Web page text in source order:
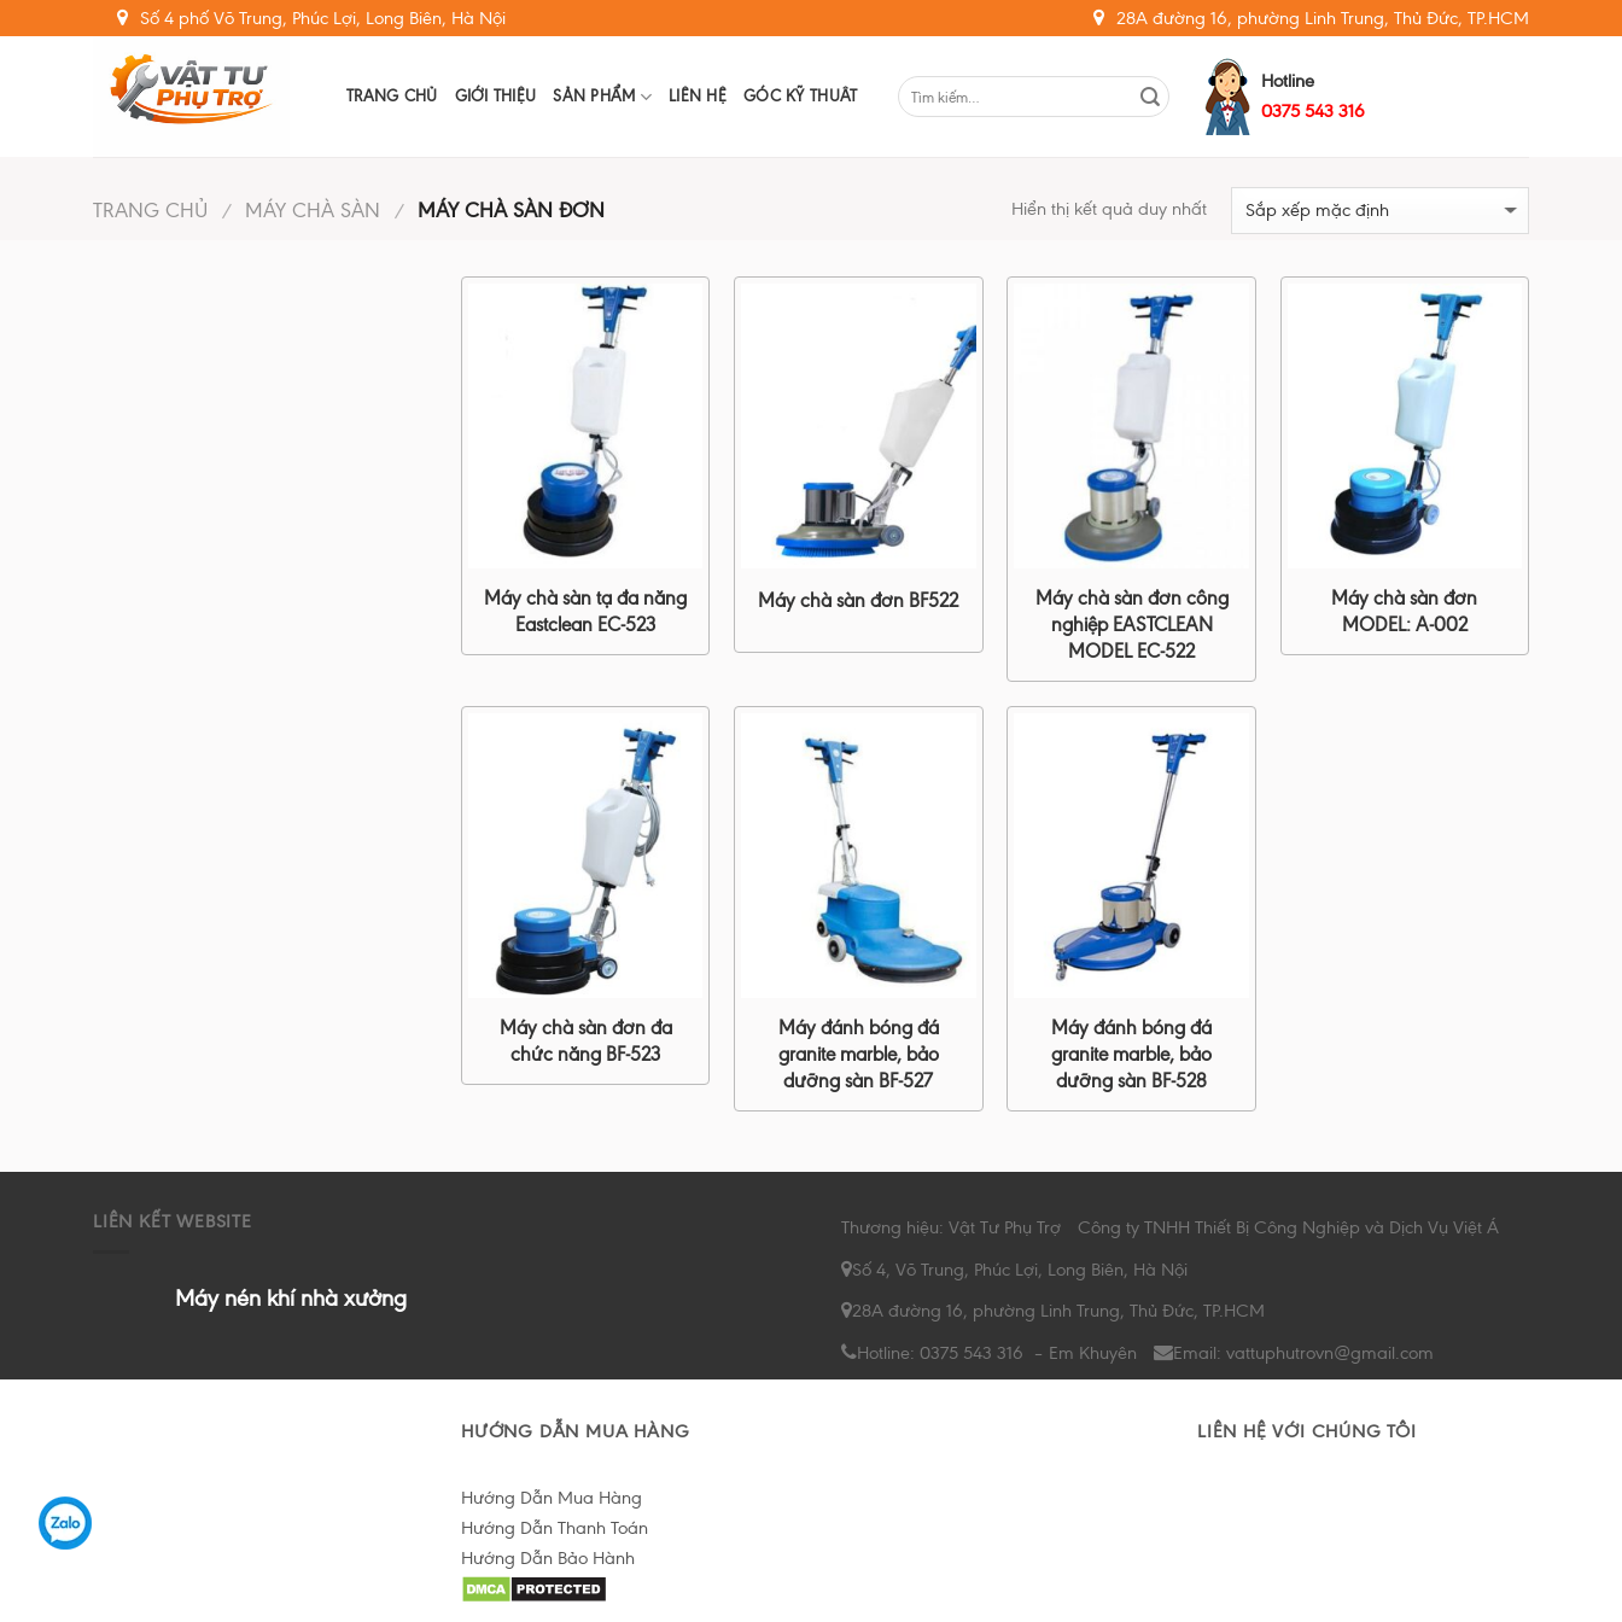
to
Số 4 phố Võ Trung, Phúc Lợi, Long Biên, Hà Nội 28A đường 16, phường Linh Trung, Thủ Đức, TP.HCM
TRANG CHỦ GIỚI THIỆU SẢN PHẨM LIÊN HỆ GÓC KỸ THUÂT
Hotline
0375 543 316
TRANG CHỦ / MÁY CHÀ SÀN / MÁY CHÀ SÀN ĐƠN Hiển thị kết quả duy nhất
Máy chà sàn tạ đa năng
Eastclean EC-523
Máy chà sàn đơn BF522
Máy chà sàn đơn công
nghiệp EASTCLEAN
MODEL EC-522
Máy chà sàn đơn
MODEL: A-002
Máy chà sàn đơn đa
chức năng BF-523
Máy đánh bóng đá
granite marble, bảo
dưỡng sàn BF-527
Máy đánh bóng đá
granite marble, bảo
dưỡng sàn BF-528
LIÊN KẾT WEBSITE
Máy nén khí nhà xưởng
Thương hiệu: Vật Tư Phụ Trợ
Công ty TNHH Thiết Bị Công Nghiệp và Dịch Vụ Việt Á
Số 4, Võ Trung, Phúc Lợi, Long Biên, Hà Nội
28A đường 16, phường Linh Trung, Thủ Đức, TP.HCM
Hotline: 0375 543 316 – Em Khuyên
Email: vattuphutrovn@gmail.com
HƯỚNG DẪN MUA HÀNG
Hướng Dẫn Mua Hàng
Hướng Dẫn Thanh Toán
Hướng Dẫn Bảo Hành
LIÊN HỆ VỚI CHÚNG TÔI